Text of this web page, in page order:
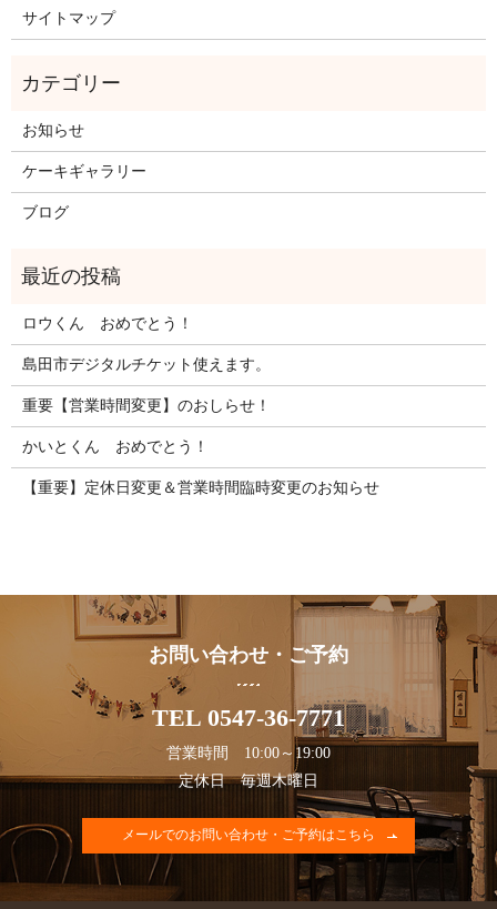
サイトマップ
お知らせ
ケーキギャラリー
ブログ
ロウくん おめでとう！
島田市デジタルチケット使えます。
重要【営業時間変更】のおしらせ！
かいとくん おめでとう！
【重要】定休日変更＆営業時間臨時変更のお知らせ
お問い合わせ・ご予約
TEL 0547-36-7771
営業時間 10:00～19:00
定休日 毎週木曜日
メールでのお問い合わせ・ご予約はこちら